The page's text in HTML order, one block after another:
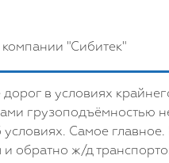
"Сибитек"
в условиях
грузоподъёмностью
условиях. Самое
обратно ж/д